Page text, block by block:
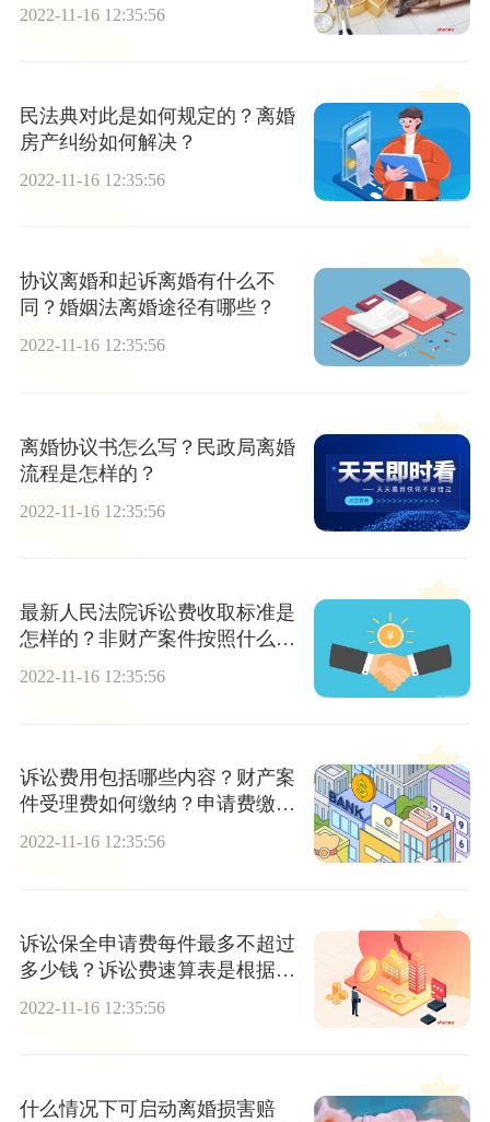
2022-11-16 12:35:56
民法典对此是如何规定的？离婚
房产纠纷如何解决？
2022-11-16 12:35:56
协议离婚和起诉离婚有什么不
同？婚姻法离婚途径有哪些？
2022-11-16 12:35:56
离婚协议书怎么写？民政局离婚
流程是怎样的？
2022-11-16 12:35:56
最新人民法院诉讼费收取标准是
怎样的？非财产案件按照什么标
准缴纳？
2022-11-16 12:35:56
诉讼费用包括哪些内容？财产案
件受理费如何缴纳？申请费缴纳
标准
2022-11-16 12:35:56
诉讼保全申请费每件最多不超过
多少钱？诉讼费速算表是根据什
2022-11-16 12:35:56
什么情况下可启动离婚损害赔